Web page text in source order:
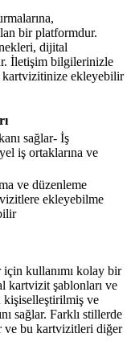
bir platformdur.
dijital
İletişim bilgilerinizle
ekleyebilir
sağlar- İş
iş ortaklarına ve
ve düzenleme
ekleyebilme
için kullanımı kolay bir
kartvizit şablonları ve
kişiselleştirilmiş ve
sağlar. Farklı stillerde
ve bu kartvizitleri diğer